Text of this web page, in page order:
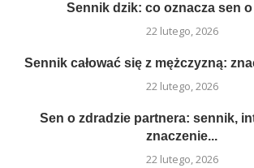
Sennik dzik: co oznacza sen
22 lutego, 2026
Sennik całować się z mężczyzną:
22 lutego, 2026
Sen o zdradzie partnera: sennik,
znaczenie...
22 lutego, 2026